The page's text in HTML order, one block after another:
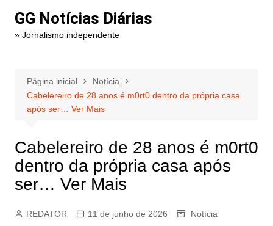
paraGG Notícias Diárias
» Jornalismo independente
Página inicial
Notícia
Cabelereiro de 28 anos é m0rt0 dentro da própria casa
após ser… Ver Mais
Cabelereiro de 28 anos é m0rt0
dentro da própria casa após
ser… Ver Mais
REDATOR 11 de junho de 2026 Notícia